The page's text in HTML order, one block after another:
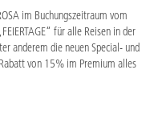
im Buchungszeitraum vom
für alle Reisen in der
anderem die neuen Special- und
von 15% im Premium alles